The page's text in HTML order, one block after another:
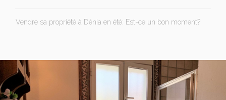
Vendre sa propriété à Dénia en été: Est-ce un bon moment?